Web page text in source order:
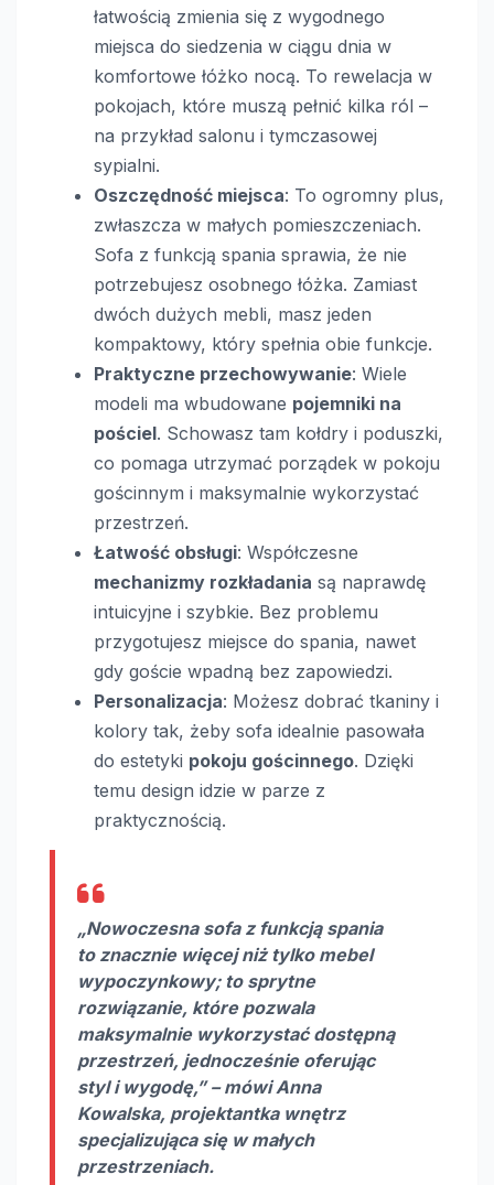
łatwością zmienia się z wygodnego
miejsca do siedzenia w ciągu dnia w
komfortowe łóżko nocą. To rewelacja w
pokojach, które muszą pełnić kilka ról –
na przykład salonu i tymczasowej
sypialni.
Oszczędność miejsca: To ogromny plus,
zwłaszcza w małych pomieszczeniach.
Sofa z funkcją spania sprawia, że nie
potrzebujesz osobnego łóżka. Zamiast
dwóch dużych mebli, masz jeden
kompaktowy, który spełnia obie funkcje.
Praktyczne przechowywanie: Wiele
modeli ma wbudowane pojemniki na
pościel. Schowasz tam kołdry i poduszki,
co pomaga utrzymać porządek w pokoju
gościnnym i maksymalnie wykorzystać
przestrzeń.
Łatwość obsługi: Współczesne
mechanizmy rozkładania są naprawdę
intuicyjne i szybkie. Bez problemu
przygotujesz miejsce do spania, nawet
gdy goście wpadną bez zapowiedzi.
Personalizacja: Możesz dobrać tkaniny i
kolory tak, żeby sofa idealnie pasowała
do estetyki pokoju gościnnego. Dzięki
temu design idzie w parze z
praktycznością.
„Nowoczesna sofa z funkcją spania
to znacznie więcej niż tylko mebel
wypoczynkowy; to sprytne
rozwiązanie, które pozwala
maksymalnie wykorzystać dostępną
przestrzeń, jednocześnie oferując
styl i wygodę,” – mówi Anna
Kowalska, projektantka wnętrz
specjalizująca się w małych
przestrzeniach.